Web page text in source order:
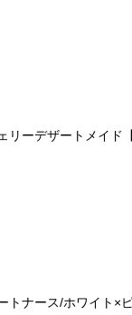
リーデザートメイド【
トナース/ホワイト×ピ